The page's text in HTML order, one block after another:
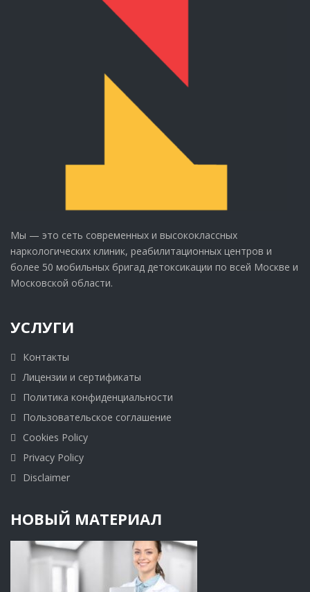
Мы — это сеть современных и высококлассных
наркологических клиник, реабилитационных центров и
более 50 мобильных бригад детоксикации по всей Москве и
Московской области.
УСЛУГИ
Контакты
Лицензии и сертификаты
Политика конфиденциальности
Пользовательское соглашение
Cookies Policy
Privacy Policy
Disclaimer
НОВЫЙ МАТЕРИАЛ